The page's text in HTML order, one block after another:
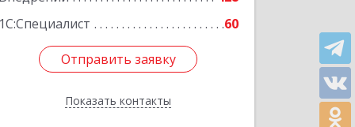
1С:Специалист
60
Отправить заявку
Показать контакты
Подробнее
Отправить заявку
Назад